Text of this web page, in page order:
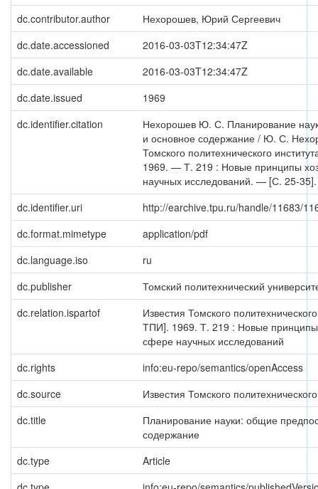
dc.contributor.author
Нехорошев, Юрий Сергеевич
dc.date.accessioned
2016-03-03T12:34:47Z
dc.date.available
2016-03-03T12:34:47Z
dc.date.issued
1969
dc.identifier.citation
Нехорошев Ю. С. Планирование
и основное содержание / Ю. С.
Томского политехнического
1969. — Т. 219 : Новые принципы
научных исследований. — [С. 25-35].
dc.identifier.uri
http://earchive.tpu.ru/handle/11683/
dc.format.mimetype
application/pdf
dc.language.iso
ru
dc.publisher
Томский политехнический
dc.relation.ispartof
Известия Томского
ТПИ]. 1969. Т. 219 : Новые принципы
сфере научных исследований
dc.rights
info:eu-repo/semantics/openAccess
dc.source
Известия Томского
dc.title
Планирование науки: общие
содержание
dc.type
Article